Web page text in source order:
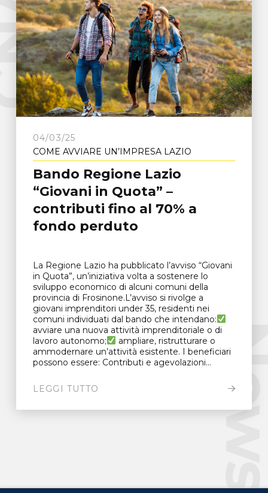
04/03/25
COME AVVIARE UN’IMPRESA LAZIO
Bando Regione Lazio
“Giovani in Quota” –
contributi fino al 70% a
fondo perduto
La Regione Lazio ha pubblicato l’avviso “Giovani
in Quota”, un’iniziativa volta a sostenere lo
sviluppo economico di alcuni comuni della
provincia di Frosinone.L’avviso si rivolge a
giovani imprenditori under 35, residenti nei
comuni individuati dal bando che intendano:
avviare una nuova attività imprenditoriale o di
lavoro autonomo;
ampliare, ristrutturare o
ammodernare un’attività esistente. I beneficiari
possono essere: Contributi e agevolazioni...
LEGGI TUTTO